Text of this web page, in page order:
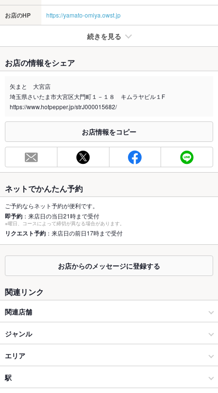
お店のHP https://yamato-omiya.owst.jp
続きを見る
禁煙・喫煙
全席禁煙
喫煙専用室 あり
合わせください。
お席
134席(お座敷や掘りごたつのお席をご用意しております。)
容人数
個室 あり ：全席個室風
座敷 あり ：ごゆっくりお食事ができます。
掘りごたつ あり ：足を伸ばしておくつろぎいただけます。
貸切不可 ：応相談
設備
Wi-Fi
バリアフリ
ー
お店の情報をシェア
矢まと 大宮店
埼玉県さいたま市大宮区大門町１－１８ キムラヤビル１F
https://www.hotpepper.jp/strJ000015682/
お店情報をコピー
ネットでかんたん予約
ご予約ならネット予約が便利です。
即予約 ：来店日の当日21時まで受付
※曜日、コースによって締切が異なる場合があります。
リクエスト予約 ：来店日の前日17時まで受付
お店からのメッセージに登録する
関連リンク
関連店舗
すし屋銀蔵 川口店
すし屋 銀蔵 赤羽店
鍛冶屋文蔵 赤羽店
ジャンル
居酒屋
和風
エリア
大宮駅
駅